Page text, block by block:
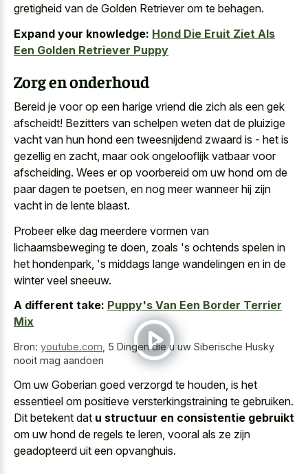
gretigheid van de Golden Retriever om te behagen.
Expand your knowledge: Hond Die Eruit Ziet Als
Een Golden Retriever Puppy
Zorg en onderhoud
Bereid je voor op een harige vriend die zich als een gek
afscheidt! Bezitters van schelpen weten dat de pluizige
vacht van hun hond een tweesnijdend zwaard is - het is
gezellig en zacht, maar ook ongelooflijk vatbaar voor
afscheiding. Wees er op voorbereid om uw hond om de
paar dagen te poetsen, en nog meer wanneer hij zijn
vacht in de lente blaast.
Probeer elke dag meerdere vormen van
lichaamsbeweging te doen, zoals 's ochtends spelen in
het hondenpark, 's middags lange wandelingen en in de
winter veel sneeuw.
A different take: Puppy's Van Een Border Terrier
Mix
Bron: youtube.com 5 Dingen die u uw Siberische Husky
nooit mag aandoen
Om uw Goberian goed verzorgd te houden, is het
essentieel om positieve versterkingstraining te gebruiken.
Dit betekent dat u structuur en consistentie gebruikt
om uw hond de regels te leren, vooral als ze zijn
geadopteerd uit een opvanghuis.